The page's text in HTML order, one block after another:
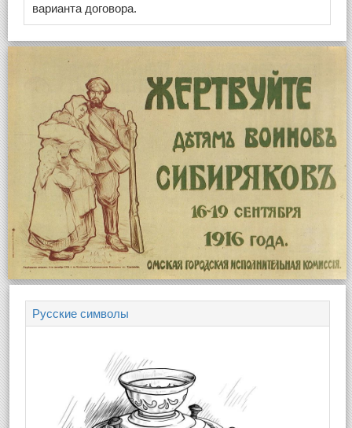
варианта договора.
Русские символы